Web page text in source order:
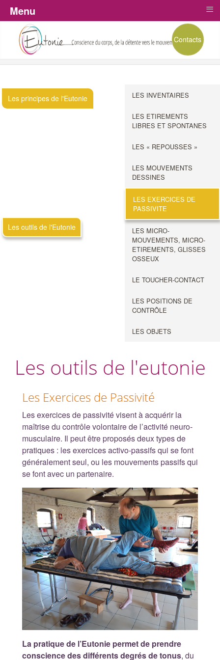
Contacts
Les principes de l'Eutonie
Les outils de l'Eutonie
LES INVENTAIRES
LES ETIREMENTS
LIBRES ET SPONTANES
LES « REPOUSSES »
LES MOUVEMENTS
DESSINES
LES EXERCICES DE
PASSIVITE
LES MICRO-
MOUVEMENTS, MICRO-
ETIREMENTS, GLISSES
OSSEUX
LE TOUCHER-CONTACT
LES POSITIONS DE
CONTRÔLE
LES OBJETS
Les outils de l'eutonie
Les Exercices de Passivité
Les exercices de passivité visent à acquérir la
maîtrise du contrôle volontaire de l’activité neuro-
musculaire. Il peut être proposés deux types de
pratiques : les exercices activo-passifs qui se font
généralement seul, ou les mouvements passifs qui
se font avec un partenaire.
La pratique de l’Eutonie permet de prendre
conscience des différents degrés de tonus, du
Menu ≡